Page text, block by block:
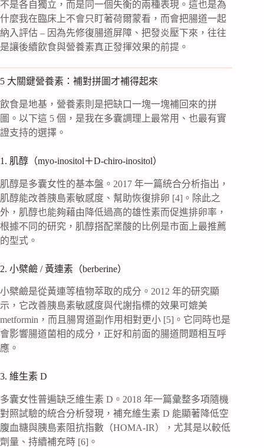
不是各自獨立，而是同一個失衡的兩種表現。這也是為
什麼我在臨床上不會只盯著荷爾蒙看，而會把腸道一起
納入評估 – 因為先修復腸道屏障、把發炎壓下來，往往
是讓後續飲食與營養素真正發揮效果的前提。
5 大關鍵營養素：補對拼圖才補得起來
飲食是地基，營養素則是把缺口一塊一塊補回來的拼
圖。以下這 5 個，是我在多囊調理上最常用、也最有實
證支持的選擇。
1. 肌醇（myo-inositol＋D-chiro-inositol）
肌醇是多囊女性的基本盤。2017 年一篇統合分析指出，
肌醇能改善胰島素敏感度、幫助恢復排卵 [4]。除此之
外，肌醇也能夠藉由降低過高的雄性素而促進排卵率，
根據不同的研究，肌醇搭配業酸的比例是市面上最推薦
的型式。
2. 小檗鹼 / 黃連素（berberine）
小檗鹼是從黃連等植物萃取的成分。2012 年的研究顯
示，它改善胰島素敏感度與代謝指標的效果可媲美
metformin，而且腸胃道副作用相對更小 [5]。它同時也是
會影響腸道菌相的成分，正好和前面的腸道問題相互呼
應。
3. 維生素 D
多囊女性普遍缺乏維生素 D。2018 年一篇彙整多項隨機
對照試驗的統合分析發現，補充維生素 D 能顯著降低空
腹血糖與胰島素阻抗指數（HOMA-IR），尤其是以較低
劑量、持續補充時 [6]。